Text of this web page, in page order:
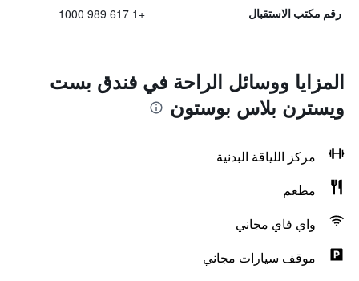
رقم مكتب الاستقبال +1 617 989 1000
المزايا ووسائل الراحة في فندق بست
ويسترن بلاس بوستون
مركز اللياقة البدنية
مطعم
واي فاي مجاني
موقف سيارات مجاني